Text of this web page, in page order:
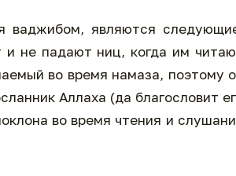
ваджибом, являются
не падают ниц, когда им
во время намаза, поэтому
Аллаха (да благословит
во время чтения и